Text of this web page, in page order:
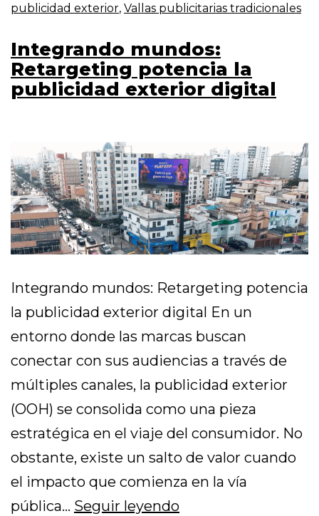
publicidad exterior, Vallas publicitarias tradicionales
Integrando mundos:
Retargeting potencia la
publicidad exterior digital
Integrando mundos: Retargeting potencia
la publicidad exterior digital En un
entorno donde las marcas buscan
conectar con sus audiencias a través de
múltiples canales, la publicidad exterior
(OOH) se consolida como una pieza
estratégica en el viaje del consumidor. No
obstante, existe un salto de valor cuando
el impacto que comienza en la vía
pública… Seguir leyendo